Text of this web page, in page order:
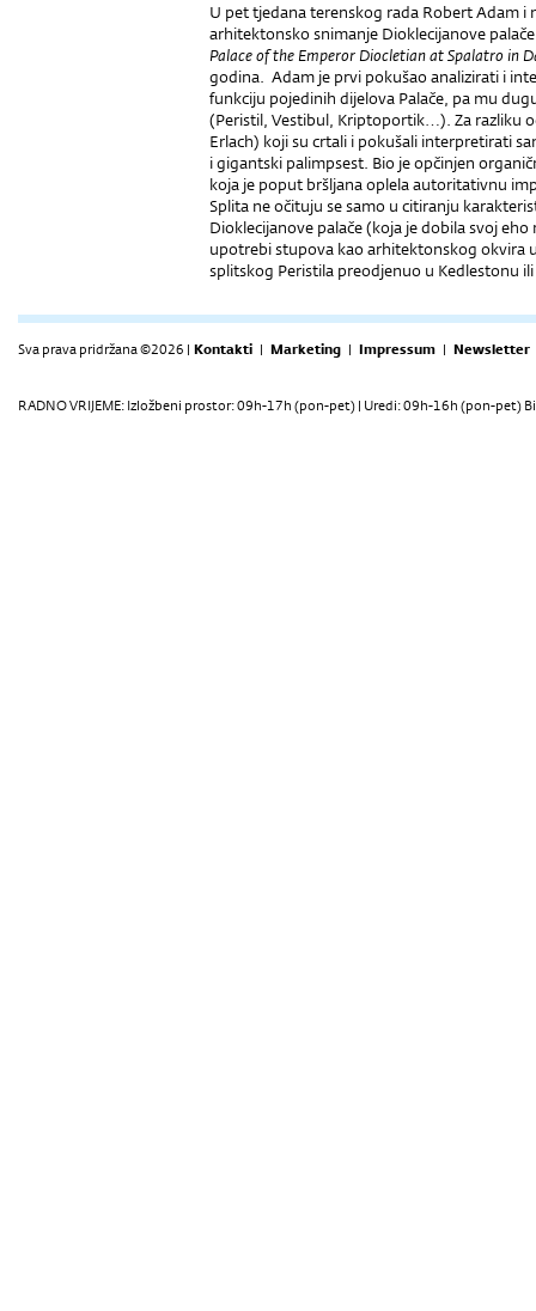
U pet tjedana terenskog rada Robert Adam i
arhitektonsko snimanje Dioklecijanove
Palace of the Emperor Diocletian at Spalatro in
godina. Adam je prvi pokušao analizirati i
funkciju pojedinih dijelova Palače, pa mu
(Peristil, Vestibul, Kriptoportik…). Za razliku
Erlach) koji su crtali i pokušali interpretirati
i gigantski palimpsest. Bio je opčinjen
koja je poput bršljana oplela autoritativnu
Splita ne očituju se samo u citiranju
Dioklecijanove palače (koja je dobila svoj
upotrebi stupova kao arhitektonskog okvira
splitskog Peristila preodjenuo u Kedlestonu
Sva prava pridržana ©2026 | Kontakti | Marketing | Impressum | Newsletter
RADNO VRIJEME: Izložbeni prostor: 09h-17h (pon-pet) | Uredi: 09h-16h (pon-pet)